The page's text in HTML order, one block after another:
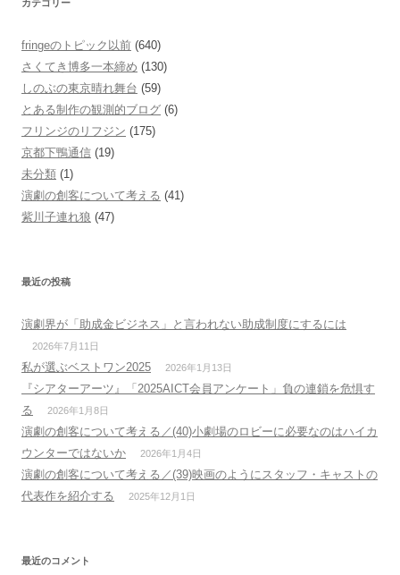
カテゴリー
fringeのトピック以前 (640)
さくてき博多一本締め (130)
しのぶの東京晴れ舞台 (59)
とある制作の観測的ブログ (6)
フリンジのリフジン (175)
京都下鴨通信 (19)
未分類 (1)
演劇の創客について考える (41)
紫川子連れ狼 (47)
最近の投稿
演劇界が「助成金ビジネス」と言われない助成制度にするには
2026年7月11日
私が選ぶベストワン2025 2026年1月13日
『シアターアーツ』「2025AICT会員アンケート」負の連鎖を危惧す
る
2026年1月8日
演劇の創客について考える／(40)小劇場のロビーに必要なのはハイカ
ウンターではないか
2026年1月4日
演劇の創客について考える／(39)映画のようにスタッフ・キャストの
代表作を紹介する
2025年12月1日
最近のコメント